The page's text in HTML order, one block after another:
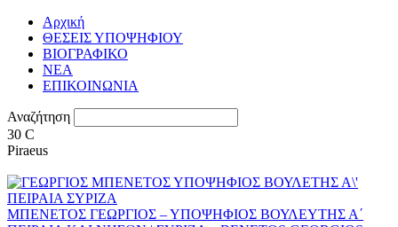
Αρχική
ΘΕΣΕΙΣ ΥΠΟΨΗΦΙΟΥ
ΒΙΟΓΡΑΦΙΚΟ
ΝΕΑ
ΕΠΙΚΟΙΝΩΝΙΑ
Αναζήτηση
30 C
Piraeus
ΜΠΕΝΕΤΟΣ ΓΕΩΡΓΙΟΣ – ΥΠΟΨΗΦΙΟΣ ΒΟΥΛΕΥΤΗΣ Α΄